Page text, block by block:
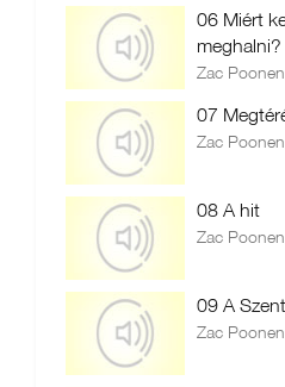
06 Miért
meghalni?
Zac Poonen
07
Zac Poonen
08 A hit
Zac Poonen
09 A
Zac Poonen